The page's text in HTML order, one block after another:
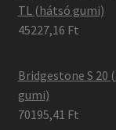
TL (hátsó gumi)
45227,16 Ft
Bridgestone S 20
gumi)
70195,41 Ft